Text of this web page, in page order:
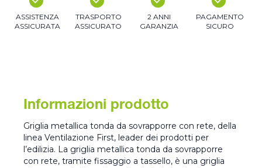
ASSISTENZA
ASSICURATA
TRASPORTO
ASSICURATO
2 ANNI
GARANZIA
PAGAMENTO
SICURO
Informazioni prodotto
Griglia metallica tonda da sovrapporre con rete, della
linea Ventilazione First, leader dei prodotti per
l’edilizia. La griglia metallica tonda da sovrapporre
con rete, tramite fissaggio a tassello, è una griglia